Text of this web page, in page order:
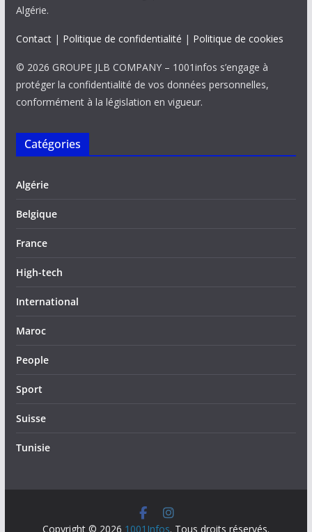
Algérie.
Contact| Politique de confidentialité | Politique de cookies
© 2026 GROUPE JLB COMPANY – 1001infos s’engage à
protéger la confidentialité de vos données personnelles,
conformément à la législation en vigueur.
Catégories
Algérie
Belgique
France
High-tech
International
Maroc
People
Sport
Suisse
Tunisie
Copyright © 2026 1001Infos. Tous droits réservés.